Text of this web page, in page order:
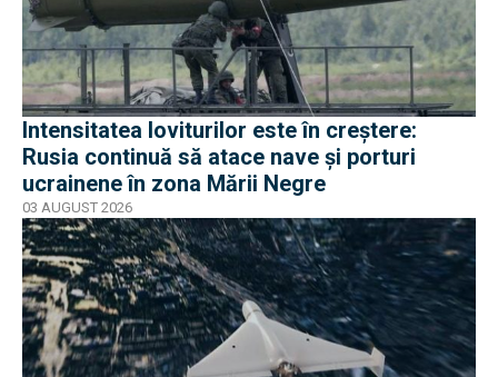
Intensitatea loviturilor este în creștere:
Rusia continuă să atace nave și porturi
ucrainene în zona Mării Negre
03 AUGUST 2026